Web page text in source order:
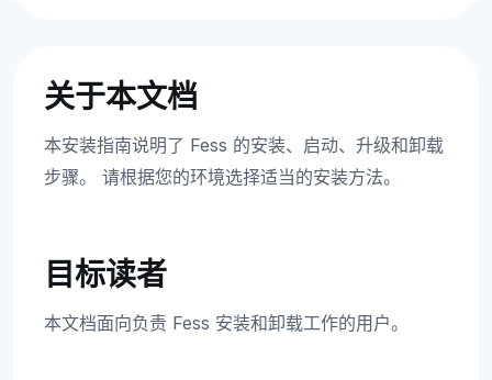
关于本文档
本安装指南说明了 Fess 的安装、启动、升级和卸载
步骤。 请根据您的环境选择适当的安装方法。
目标读者
本文档面向负责 Fess 安装和卸载工作的用户。